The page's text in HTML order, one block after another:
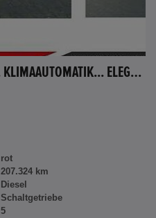
HONDA HR-V 1.6 I-DTEC NAVI. KLIMAAUTOMATIK... ELEGANCE
rot
207.324 km
Diesel
Schaltgetriebe
5